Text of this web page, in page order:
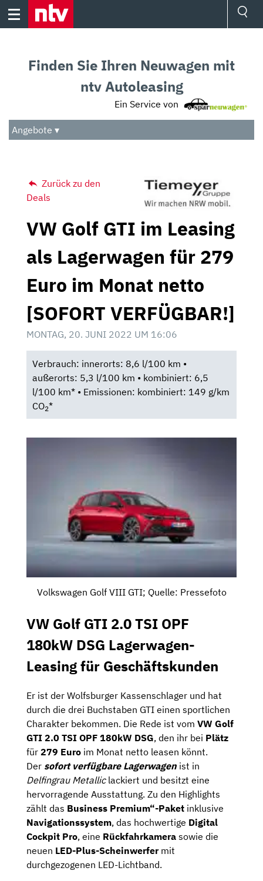
Skip
Audio
Das Beste
Finden Sie Ihren Neuwagen mit
ntv Autoleasing
Ein Service von
Angebote ▾
Zurück zu den
Deals
VW Golf GTI im Leasing
als Lagerwagen für 279
Euro im Monat netto
[SOFORT VERFÜGBAR!]
MONTAG, 20. JUNI 2022 UM 16:06
Verbrauch: innerorts: 8,6 l/100 km •
außerorts: 5,3 l/100 km • kombiniert: 6,5
l/100 km* • Emissionen: kombiniert: 149 g/km
CO2*
Volkswagen Golf VIII GTI; Quelle: Pressefoto
VW Golf GTI 2.0 TSI OPF
180kW DSG Lagerwagen-
Leasing für Geschäftskunden
Er ist der Wolfsburger Kassenschlager und hat
durch die drei Buchstaben GTI einen sportlichen
Charakter bekommen. Die Rede ist vom VW Golf
GTI 2.0 TSI OPF 180kW DSG, den ihr bei Plätz
für 279 Euro im Monat netto leasen könnt.
Der sofort verfügbare Lagerwagen ist in
Delfingrau Metalliclackiert und besitzt eine
hervorragende Ausstattung. Zu den Highlights
zählt das Business Premium“-Paket inklusive
Navigationssystem, das hochwertige Digital
Cockpit Pro, eine Rückfahrkamera sowie die
neuen LED-Plus-Scheinwerfermit
durchgezogenen LED-Lichtband.